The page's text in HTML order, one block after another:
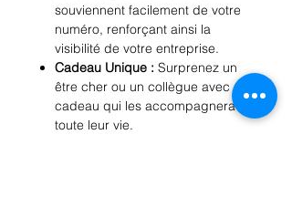
souviennent facilement de votre
numéro, renforçant ainsi la
visibilité de votre entreprise.
Cadeau Unique : Surprenez un
être cher ou un collègue avec un
cadeau qui les accompagnera
toute leur vie.